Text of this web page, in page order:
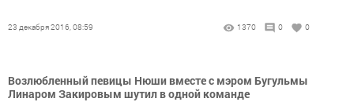
23 декабря 2016, 08:59 1370 0 0
Возлюбленный певицы Нюши вместе с мэром Бугульмы
Линаром Закировым шутил в одной команде